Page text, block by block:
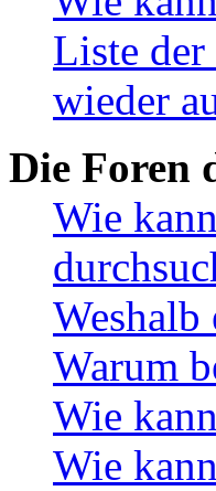
Liste
wieder
Die Foren
Wie
Weshalb
Warum
Wie
Wie